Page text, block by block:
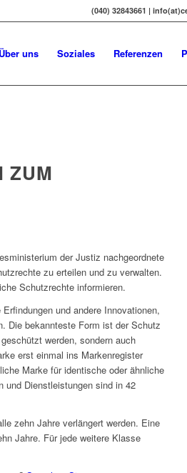
(040) 32843661 |
Über uns Soziales Referenzen
ZUM
der Justiz nachgeordnete
zu erteilen und zu verwalten.
Schutzrechte informieren.
und andere Innovationen,
Die bekannteste Form ist der Schutz
werden, sondern auch
erst einmal ins Markenregister
Marke für identische oder ähnliche
und Dienstleistungen sind in 42
zehn Jahre verlängert werden. Eine
Jahre. Für jede weitere Klasse